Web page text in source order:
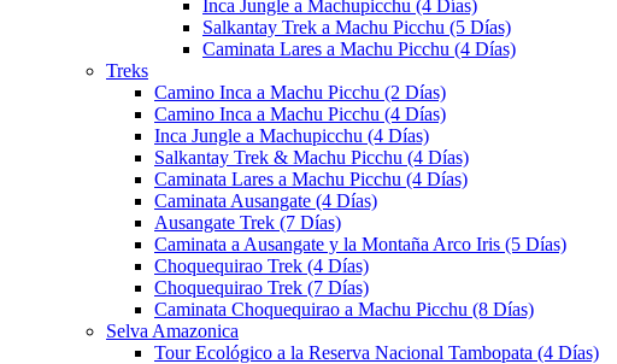
Inca Jungle a Machupicchu (4 Días)
Salkantay Trek a Machu Picchu (5 Días)
Caminata Lares a Machu Picchu (4 Días)
Treks
Camino Inca a Machu Picchu (2 Días)
Camino Inca a Machu Picchu (4 Días)
Inca Jungle a Machupicchu (4 Días)
Salkantay Trek & Machu Picchu (4 Días)
Caminata Lares a Machu Picchu (4 Días)
Caminata Ausangate (4 Días)
Ausangate Trek (7 Días)
Caminata a Ausangate y la Montaña Arco Iris (5 Días)
Choquequirao Trek (4 Días)
Choquequirao Trek (7 Días)
Caminata Choquequirao a Machu Picchu (8 Días)
Selva Amazonica
Tour Ecológico a la Reserva Nacional Tambopata (4 Días)